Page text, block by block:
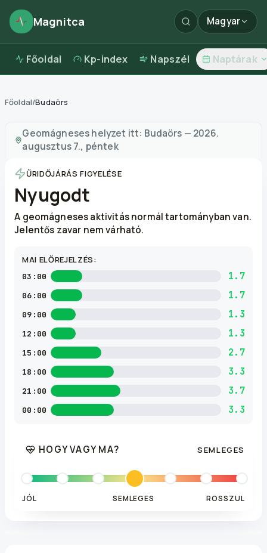
Magnitca Magyar
Főoldal Kp-index Napszél Naptárak
Főoldal/Budaörs
Geomágneses helyzet itt: Budaörs — 2026.
augusztus 7., péntek
ŰRIDŐJÁRÁS FIGYELÉSE
Nyugodt
A geomágneses aktivitás normál tartományban van.
Jelentős zavar nem várható.
MAI ELŐREJELZÉS:
03:00 1.7
06:00 1.7
09:00 1.3
12:00 1.3
15:00 2.7
18:00 3.3
21:00 3.7
00:00 3.3
HOGY VAGY MA? SEMLEGES
JÓL SEMLEGES ROSSZUL